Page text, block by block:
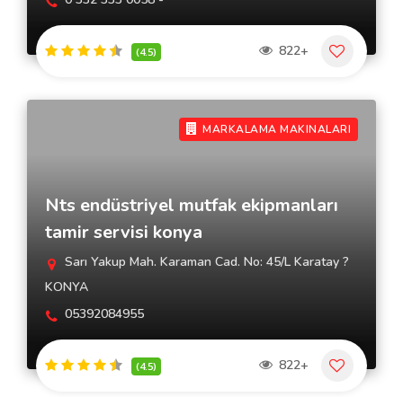
(4.5) 822+
MARKALAMA MAKINALARI
Nts endüstriyel mutfak ekipmanları
tamir servisi konya
Sarı Yakup Mah. Karaman Cad. No: 45/L Karatay ?
KONYA
05392084955
(4.5) 822+